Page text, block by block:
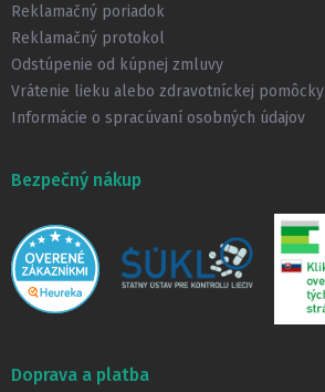
Reklamačný poriadok
Reklamačný protokol
Odstúpenie od kúpnej zmluvy
Vrátenie lieku alebo zdravotníckej pomôcky
Informácie o spracúvaní osobných údajov
Bezpečný nákup
Doprava a platba